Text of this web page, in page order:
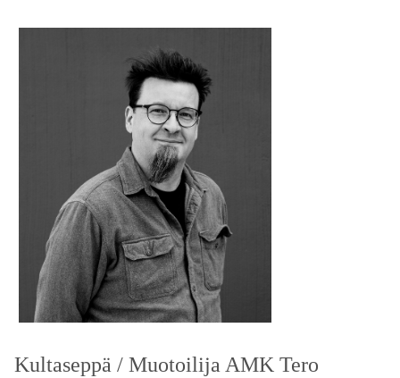
Kultaseppä / Muotoilija AMK Tero